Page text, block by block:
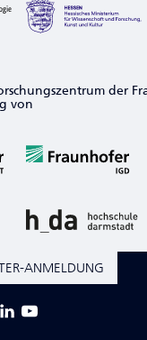
der
von
ANMELDUNG